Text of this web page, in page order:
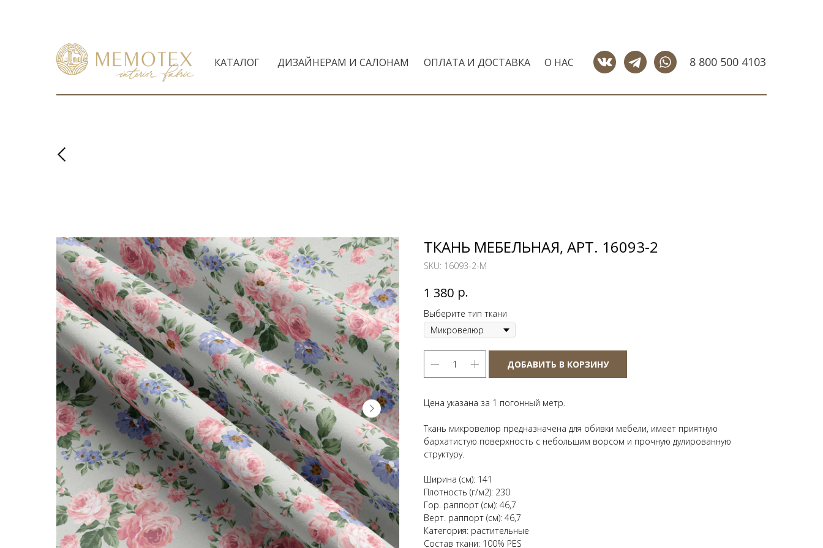
КАТАЛОГ ДИЗАЙНЕРАМ И САЛОНАМ 8 800 500 4103
ОПЛАТА И ДОСТАВКА О НАС
ТКАНЬ МЕБЕЛЬНАЯ, АРТ. 16093-2
SKU: 16093-2-M
1 380 р.
Выберите тип ткани
ДОБАВИТЬ В КОРЗИНУ
Цена указана за 1 погонный метр.
Ткань микровелюр предназначена для обивки мебели, имеет приятную
бархатистую поверхность с небольшим ворсом и прочную дулированную
структуру.
Ширина (см): 141
Плотность (г/м2): 230
Гор. раппорт (см): 46,7
Верт. раппорт (см): 46,7
Категория: растительные
Состав ткани: 100% PES